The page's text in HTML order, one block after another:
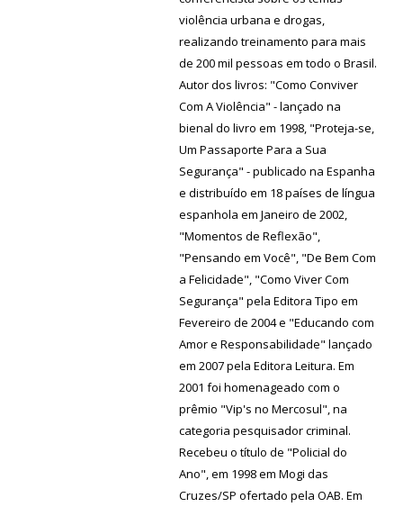
violência urbana e drogas,
realizando treinamento para mais
de 200 mil pessoas em todo o Brasil.
Autor dos livros: "Como Conviver
Com A Violência" - lançado na
bienal do livro em 1998, "Proteja-se,
Um Passaporte Para a Sua
Segurança" - publicado na Espanha
e distribuído em 18 países de língua
espanhola em Janeiro de 2002,
"Momentos de Reflexão",
"Pensando em Você", "De Bem Com
a Felicidade", "Como Viver Com
Segurança" pela Editora Tipo em
Fevereiro de 2004 e "Educando com
Amor e Responsabilidade" lançado
em 2007 pela Editora Leitura. Em
2001 foi homenageado com o
prêmio "Vip's no Mercosul", na
categoria pesquisador criminal.
Recebeu o título de "Policial do
Ano", em 1998 em Mogi das
Cruzes/SP ofertado pela OAB. Em